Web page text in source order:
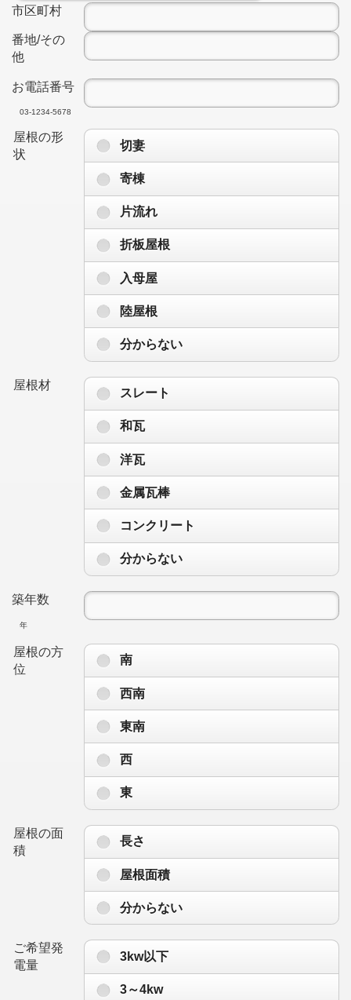
市区町村
番地/その
他
お電話番号
03-1234-5678
屋根の形
状
切妻
寄棟
片流れ
折板屋根
入母屋
陸屋根
分からない
屋根材
スレート
和瓦
洋瓦
金属瓦棒
コンクリート
分からない
築年数
年
屋根の方
位
南
西南
東南
西
東
屋根の面
積
長さ
屋根面積
分からない
ご希望発
電量
3kw以下
3～4kw